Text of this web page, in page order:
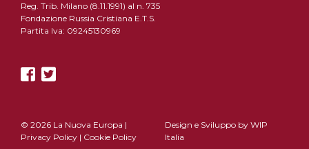
Reg. Trib. Milano (8.11.1991) al n. 735
Fondazione Russia Cristiana E.T.S.
Partita Iva: 09245130969
© 2026 La Nuova Europa |
Privacy Policy | Cookie Policy
Design e Sviluppo by WIP
Italia